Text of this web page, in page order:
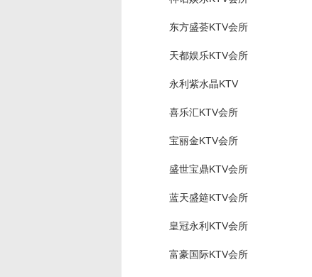
东方盛荟KTV会所
天都娱乐KTV会所
永利紫水晶KTV
喜乐汇KTV会所
宝丽金KTV会所
盛世宝鼎KTV会所
蓝天盛筵KTV会所
皇冠永利KTV会所
富豪国际KTV会所